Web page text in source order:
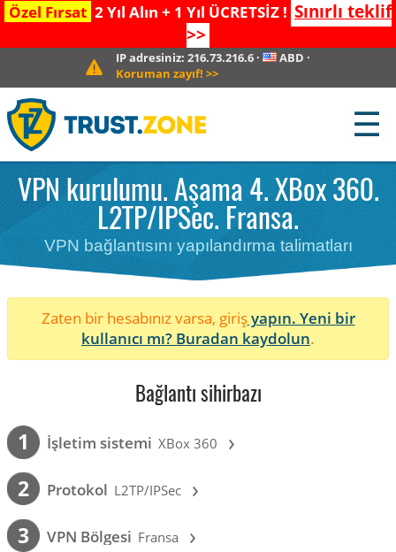
Özel Fırsat 2 Yıl Alın + 1 Yıl ÜCRETSİZ ! Sınırlı teklif
>>
IP adresiniz:216.73.216.6 · ABD ·
Koruman zayıf! >>
☰
VPN kurulumu. Aşama 4. XBox 360.
L2TP/IPSec. Fransa.
VPN bağlantısını yapılandırma talimatları
Zaten bir hesabınız varsa, girişyapın. Yeni bir
kullanıcı mı? Buradan kaydolun.
Bağlantı sihirbazı
1 İşletim sistemi XBox 360 ›
2 Protokol L2TP/IPSec ›
3 VPN Bölgesi Fransa ›